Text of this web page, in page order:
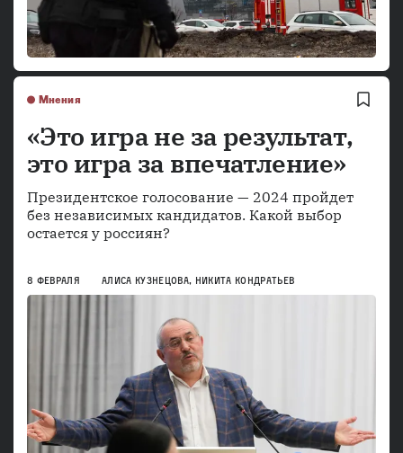
Мнения
«Это игра не за результат,
это игра за впечатление»
Президентское голосование — 2024 пройдет
без независимых кандидатов. Какой выбор
остается у россиян?
8 ФЕВРАЛЯ АЛИСА КУЗНЕЦОВА, НИКИТА КОНДРАТЬЕВ